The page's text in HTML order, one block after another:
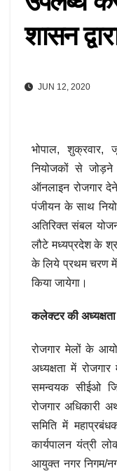
शासन
JUN 12, 2020
भोपाल,
नियोजकों से जोड़ने
ऑनलाइन रोजगार
पंजीयन के साथ
अतिरिक्त संबल
लौटे मध्यप्रदेश के
के लिये प्रथम चरण में
किया जायेगा।
कलेक्टर की अध्यक्षता
रोजगार मेलों के
अध्यक्षता में
समन्वयक सीईओ
रोजगार अधिकारी
समिति में
कार्यपालन यंत्री
आयुक्त नगर निगम/